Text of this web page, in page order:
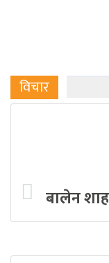
विचार
बालेन